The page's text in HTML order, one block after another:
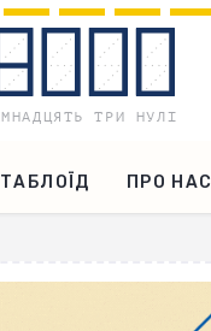
ТАБЛОЇД ПРО НАС